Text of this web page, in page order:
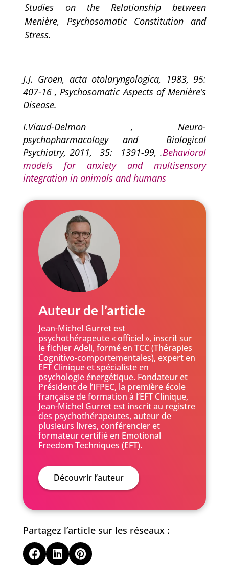
Studies on the Relationship between
Menière, Psychosomatic Constitution and
Stress.
J.J. Groen, acta otolaryngologica, 1983, 95:
407-16 , Psychosomatic Aspects of Menière’s
Disease.
I.Viaud-Delmon ,Neuro-
psychopharmacology and Biological
Psychiatry, 2011, 35: 1391-99, .Behavioral
models for anxiety and multisensory
integration in animals and humans
Auteur de l’article
Jean-Michel Gurret est
psychothérapeute « officiel », inscrit sur
le fichier Adeli, formé en TCC (Thérapies
Cognitivo-comportementales), expert en
EFT Clinique et spécialiste en
psychologie énergétique. Fondateur et
Président de l’IFPEC, la première école
française de formation à l’EFT Clinique,
Jean-Michel Gurret est inscrit au registre
des psychothérapeutes, auteur de
plusieurs livres, conférencier et
formateur certifié en Emotional
Freedom Techniques (EFT).
Découvrir l’auteur
Partagez l’article sur les réseaux :
  